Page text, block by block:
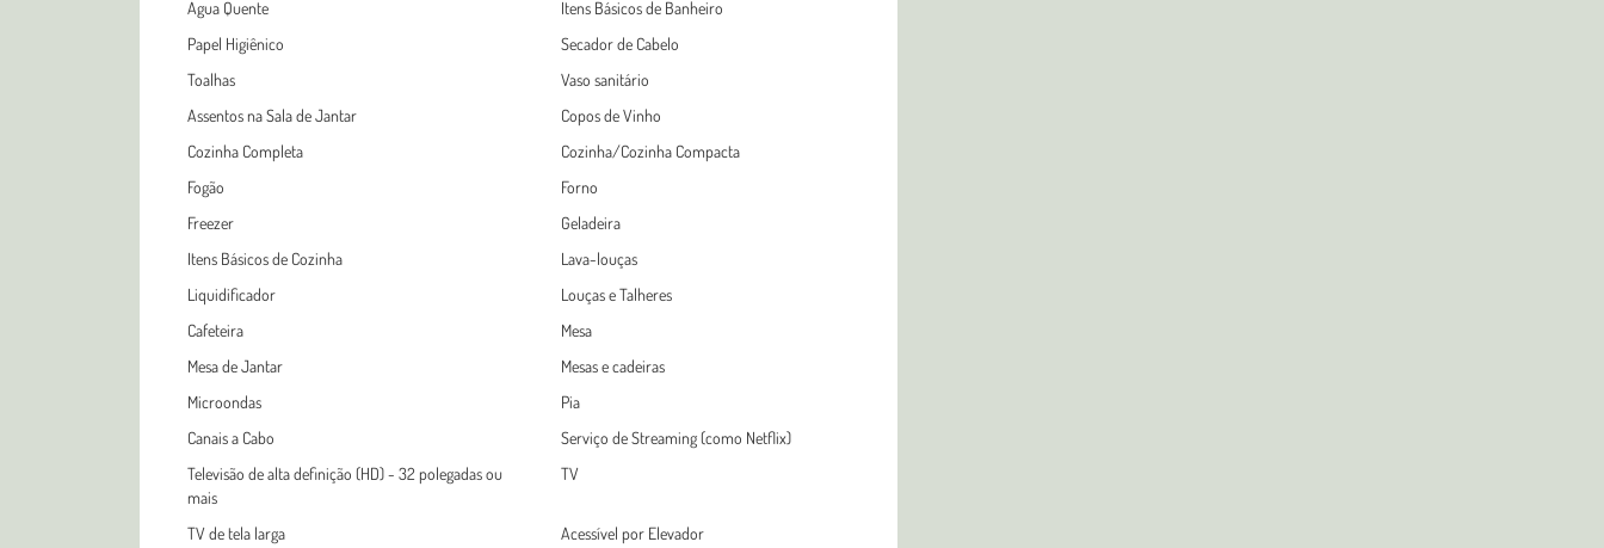
Água Quente
Itens Básicos de Banheiro
Papel Higiênico
Secador de Cabelo
Toalhas
Vaso sanitário
Assentos na Sala de Jantar
Copos de Vinho
Cozinha Completa
Cozinha/Cozinha Compacta
Fogão
Forno
Freezer
Geladeira
Itens Básicos de Cozinha
Lava-louças
Liquidificador
Louças e Talheres
Cafeteira
Mesa
Mesa de Jantar
Mesas e cadeiras
Microondas
Pia
Canais a Cabo
Serviço de Streaming (como Netflix)
Televisão de alta definição (HD) - 32 polegadas ou
mais
TV
TV de tela larga
Acessível por Elevador